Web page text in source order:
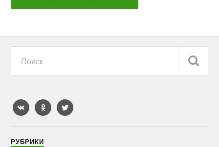
РУБРИКИ